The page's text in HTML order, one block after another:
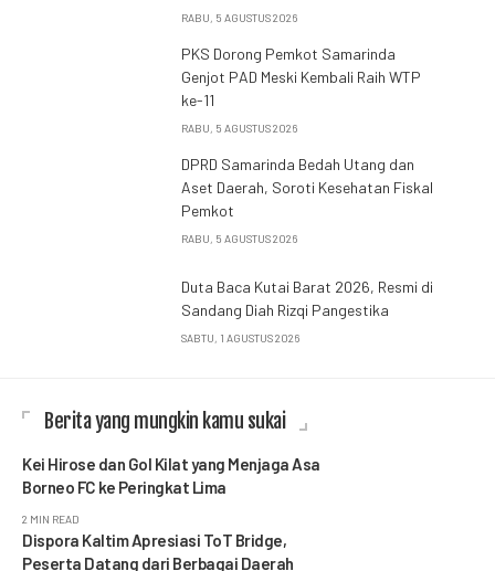
RABU, 5 AGUSTUS 2026
PKS Dorong Pemkot Samarinda
Genjot PAD Meski Kembali Raih WTP
ke-11
RABU, 5 AGUSTUS 2026
DPRD Samarinda Bedah Utang dan
Aset Daerah, Soroti Kesehatan Fiskal
Pemkot
RABU, 5 AGUSTUS 2026
Duta Baca Kutai Barat 2026, Resmi di
Sandang Diah Rizqi Pangestika
SABTU, 1 AGUSTUS 2026
Berita yang mungkin kamu sukai
Kei Hirose dan Gol Kilat yang Menjaga Asa
Borneo FC ke Peringkat Lima
2 MIN READ
Dispora Kaltim Apresiasi ToT Bridge,
Peserta Datang dari Berbagai Daerah